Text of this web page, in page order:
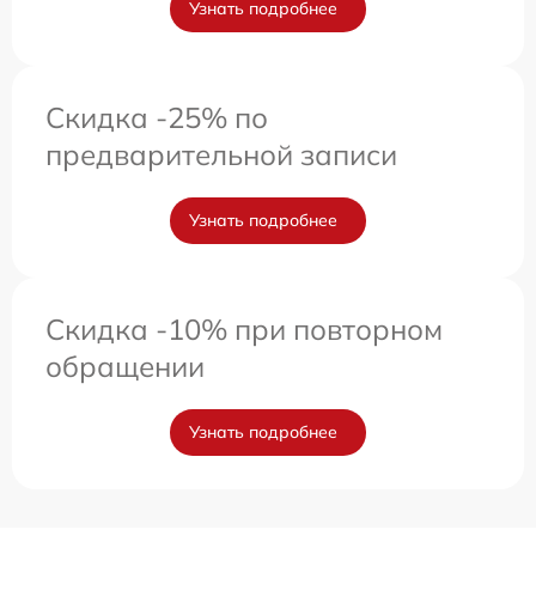
Узнать подробнее
Скидка -25% по
предварительной записи
Узнать подробнее
Скидка -10% при повторном
обращении
Узнать подробнее